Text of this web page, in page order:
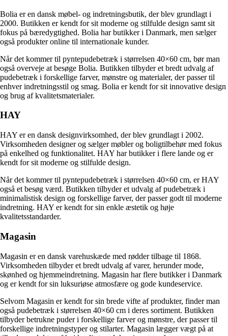
Bolia er en dansk møbel- og indretningsbutik, der blev grundlagt i
2000. Butikken er kendt for sit moderne og stilfulde design samt sit
fokus på bæredygtighed. Bolia har butikker i Danmark, men sælger
også produkter online til internationale kunder.
Når det kommer til pyntepudebetræk i størrelsen 40×60 cm, bør man
også overveje at besøge Bolia. Butikken tilbyder et bredt udvalg af
pudebetræk i forskellige farver, mønstre og materialer, der passer til
enhver indretningsstil og smag. Bolia er kendt for sit innovative design
og brug af kvalitetsmaterialer.
HAY
HAY er en dansk designvirksomhed, der blev grundlagt i 2002.
Virksomheden designer og sælger møbler og boligtilbehør med fokus
på enkelhed og funktionalitet. HAY har butikker i flere lande og er
kendt for sit moderne og stilfulde design.
Når det kommer til pyntepudebetræk i størrelsen 40×60 cm, er HAY
også et besøg værd. Butikken tilbyder et udvalg af pudebetræk i
minimalistisk design og forskellige farver, der passer godt til moderne
indretning. HAY er kendt for sin enkle æstetik og høje
kvalitetsstandarder.
Magasin
Magasin er en dansk varehuskæde med rødder tilbage til 1868.
Virksomheden tilbyder et bredt udvalg af varer, herunder mode,
skønhed og hjemmeindretning. Magasin har flere butikker i Danmark
og er kendt for sin luksuriøse atmosfære og gode kundeservice.
Selvom Magasin er kendt for sin brede vifte af produkter, finder man
også pudebetræk i størrelsen 40×60 cm i deres sortiment. Butikken
tilbyder betrukne puder i forskellige farver og mønstre, der passer til
forskellige indretningstyper og stilarter. Magasin lægger vægt på at